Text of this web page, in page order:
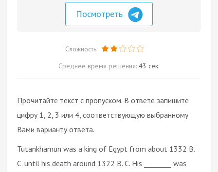
Посмотреть
Сложность:
Среднее время решения: 43 сек.
Прочитайте текст с пропуском. В ответе запишите
цифру 1, 2, 3 или 4, соответствующую выбранному
Вами варианту ответа.
Tutankhamun was a king of Egypt from about 1332 B.
C. until his death around 1322 B. C. His ________ was